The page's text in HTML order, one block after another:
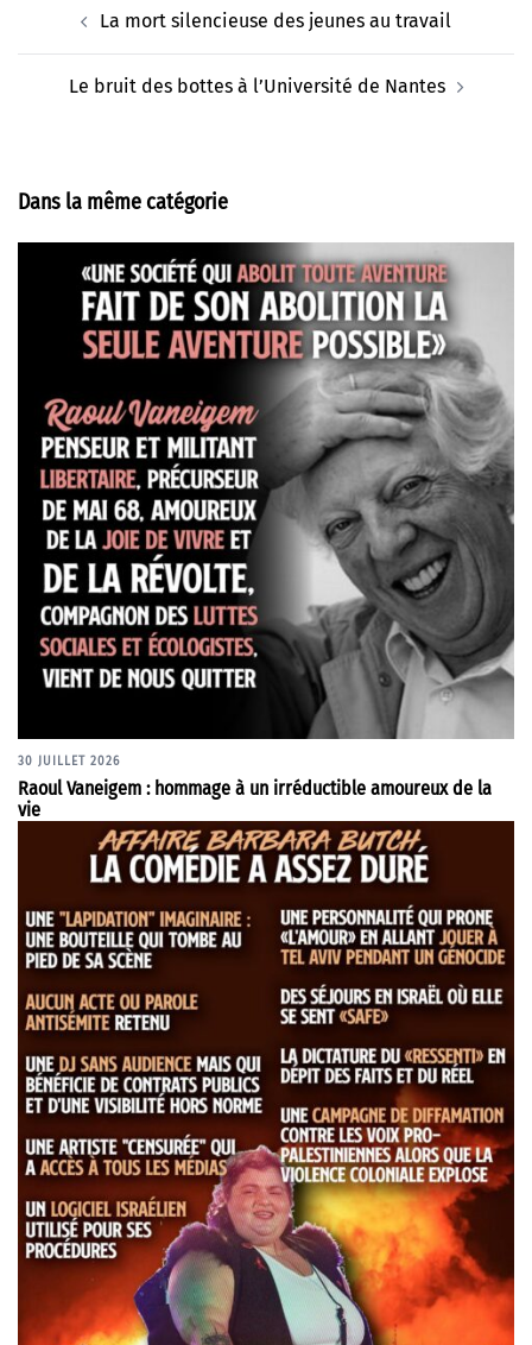
d’articleLa mort silencieuse des jeunes au travail
Le bruit des bottes à l’Université de Nantes
Dans la même catégorie
30 JUILLET 2026
Raoul Vaneigem : hommage à un irréductible amoureux de la
vie